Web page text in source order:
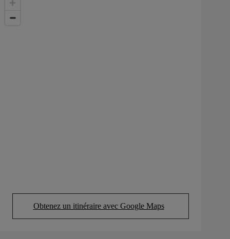
Obtenez un itinéraire avec Google Maps
(Opens in new tab)